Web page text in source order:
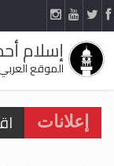
إسلام
الموقع
إعلانات